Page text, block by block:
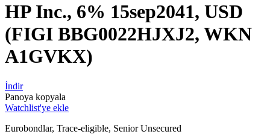
HP Inc., 6% 15sep2041, USD
(FIGI BBG0022HJXJ2, WKN
A1GVKX)
İndir
Panoya kopyala
Watchlist'ye ekle
Eurobondlar, Trace-eligible, Senior Unsecured